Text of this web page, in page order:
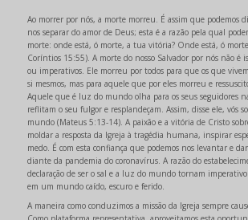
Ao morrer por nós, a morte morreu. É assim que podemos
nos separar do amor de Deus; esta é a razão pela qual
morte: onde está, ó morte, a tua vitória? Onde está, ó
Coríntios 15:55). A morte do nosso Salvador por nós não é
ou imperativos. Ele morreu por todos para que os que
si mesmos, mas para aquele que por eles morreu e
Aquele que é luz do mundo olha para os seus seguidores
reflitam o seu fulgor e resplandeçam. Assim, disse ele, vós
mundo (Mateus 5:13-14). A paixão e a vitória de Cristo
moldar a resposta da Igreja à tragédia humana, inspirar
medo. É com esta confiança que podemos nos levantar e
diante da pandemia do coronavírus. A razão do
declaração de ser o sal e a luz do mundo tornam
em um mundo caído, escuro e ferido.
A maneira como conduzimos a missão da Igreja sempre